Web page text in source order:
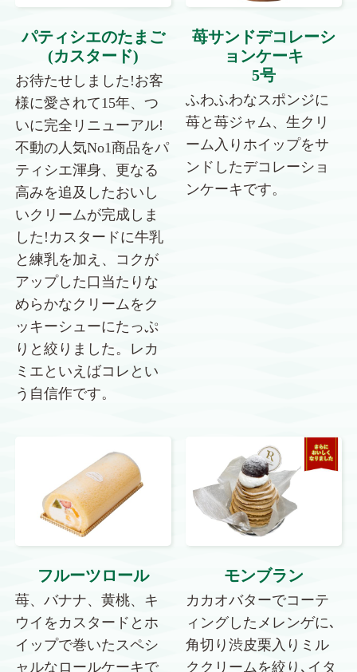
パティシエのたまご
(カスタード)
お待たせしました!お客
様に愛されて15年、つ
いに完全リニューアル!
不動の人気No1商品をパ
ティシエ渾身、更なる
高みを追及したおいし
いクリームが完成しま
した!カスタードに牛乳
と練乳を加え、コクが
アップした口当たりな
めらかなクリームをク
ッキーシューにたっぷ
りと絞りました。レカ
ミエといえばコレとい
う自信作です。
苺サンドデコレーシ
ョンケーキ
5号
ふわふわなスポンジに
苺と苺ジャム、生クリ
ーム入りホイップをサ
ンドしたデコレーショ
ンケーキです。
フルーツロール
苺、バナナ、黄桃、キ
ウイをカスタードとホ
イップで巻いたスペシ
ャルなロールケーキで
モンブラン
カカオバターでコーテ
ィングしたメレンゲに､
角切り渋皮栗入りミル
ククリームを絞り､イタ